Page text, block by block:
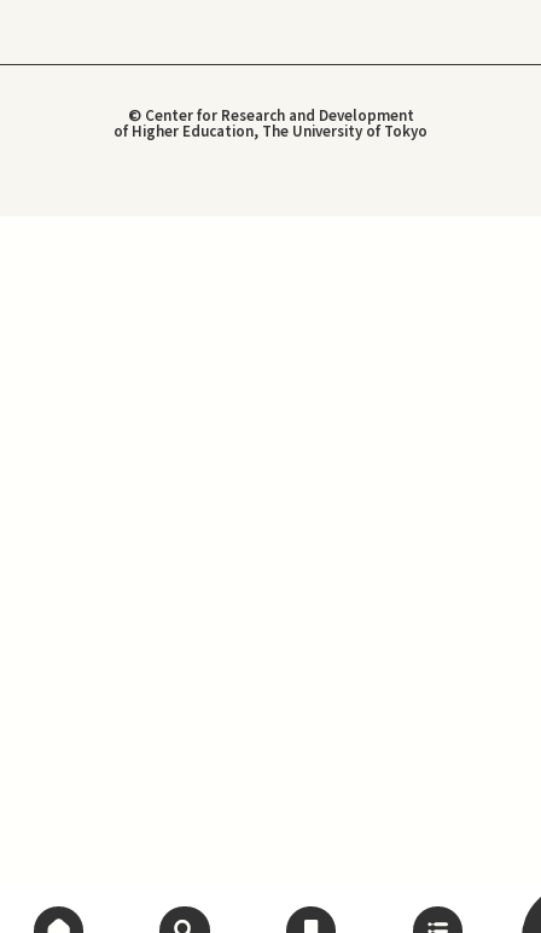
© Center for Research and Development
of Higher Education, The University of Tokyo